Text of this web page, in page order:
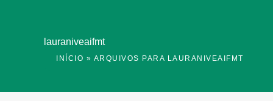
lauraniveaifmt
INÍCIO » ARQUIVOS PARA LAURANIVEAIFMT